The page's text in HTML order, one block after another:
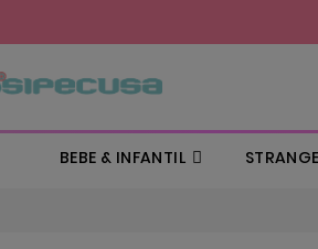
BEBE & INFANTIL